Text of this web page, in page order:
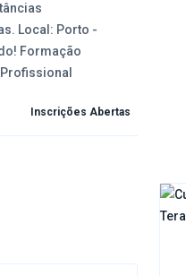
Local: Porto -
Formação
Inscrições Abertas